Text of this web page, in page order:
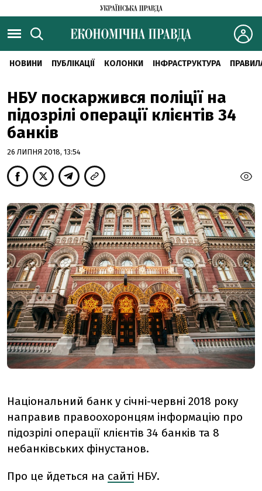
НОВИНИ ПУБЛІКАЦІЇ КОЛОНКИ ІНФРАСТРУКТУРА
НБУ поскаржився поліції на
підозрілі операції клієнтів 34
банків
26 ЛИПНЯ 2018, 13:54
Національний банк у січні-червні 2018 року
направив правоохоронцям інформацію про
підозрілі операції клієнтів 34 банків та 8
небанківських фінустанов.
Про це йдеться на сайті НБУ.